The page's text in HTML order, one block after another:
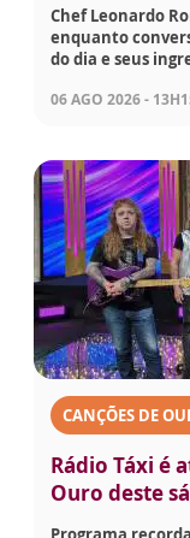
Chef Leonardo
enquanto
do dia e seus
06 AGO 2026 -
CANÇÕES DE
Rádio Táxi é
Ouro deste